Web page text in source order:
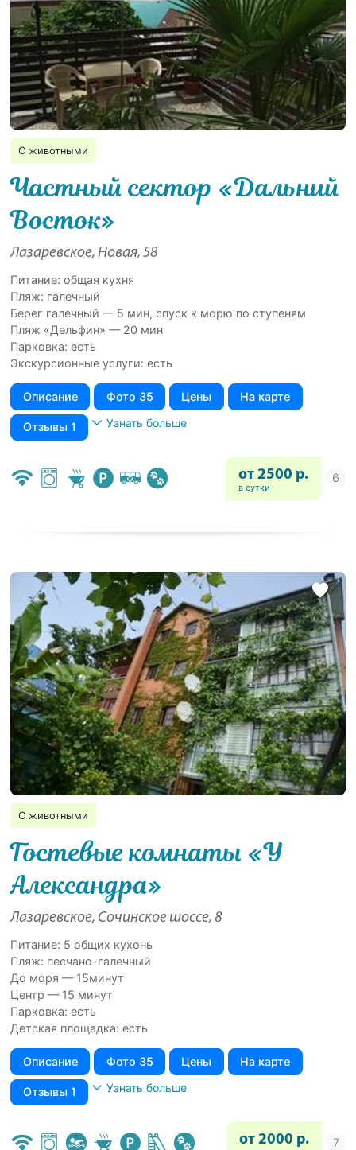
С животными
Частный сектор «Дальний
Восток»
Лазаревское, Новая, 58
Питание: общая кухня
Пляж: галечный
Берег галечный — 5 мин, спуск к морю по ступеням
Пляж «Дельфин» — 20 мин
Парковка: есть
Экскурсионные услуги: есть
Описание Фото 35 Цены На карте
Отзывы 1 Узнать больше
от 2500 р.
в сутки
С животными
Гостевые комнаты «У
Александра»
Лазаревское, Сочинское шоссе, 8
Питание: 5 общих кухонь
Пляж: песчано-галечный
До моря — 15минут
Центр — 15 минут
Парковка: есть
Детская площадка: есть
Описание Фото 35 Цены На карте
Отзывы 1 Узнать больше
от 2000 р.